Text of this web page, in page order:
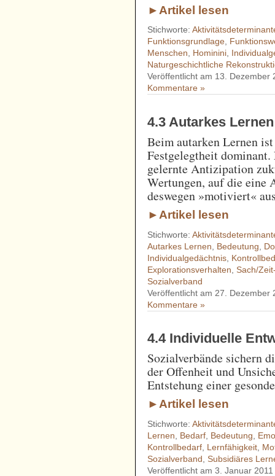
►Artikel lesen
Stichworte:
Funktionsgrundlage,
Menschen, Hominini,
Naturgeschichtliche
Veröffentlicht am 13. Dezember
Kommentare »
4.3 Autarkes
Beim autarken Lernen
Festgelegtheit
gelernte Antizipation
Wertungen, auf die
deswegen »motiviert«
►Artikel lesen
Stichworte:
Autarkes Lernen
Bedeutung
Individualgedächtnis
Explorationsverhalten ,Sach/
Sozialverband
Veröffentlicht am 27. Dezember
Kommentare »
4.4 Individuelle
Sozialverbände sichern
der Offenheit und
Entstehung einer
►Artikel lesen
Stichworte:
Lernen
Bedarf Bedeutung
Kontrollbedarf Lernfähigkeit
Sozialverband ,Subsidiäres
Veröffentlicht am 3. Januar